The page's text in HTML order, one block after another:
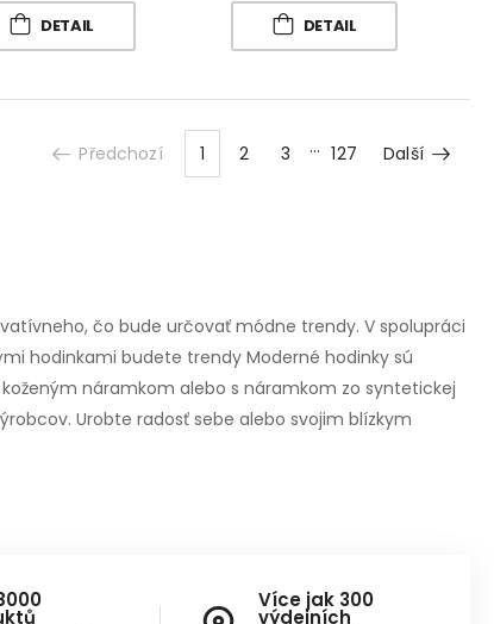
DETAIL DETAIL
Předchozí 1 2 3 127 Další
čo bude určovať módne trendy. V spolupráci
hodinkami budete trendy Moderné hodinky sú
náramkom alebo s náramkom zo syntetickej
Urobte radosť sebe alebo svojim blízkym
Více jak 300
výdejních